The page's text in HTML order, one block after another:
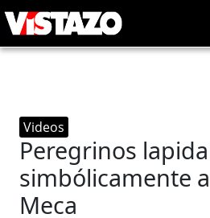
Videos
Peregrinos
simbólicamente
Meca